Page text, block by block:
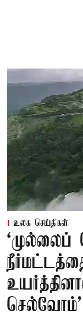
உலக செய்திகள்
‘முல்லைப்
செல்வோம்'